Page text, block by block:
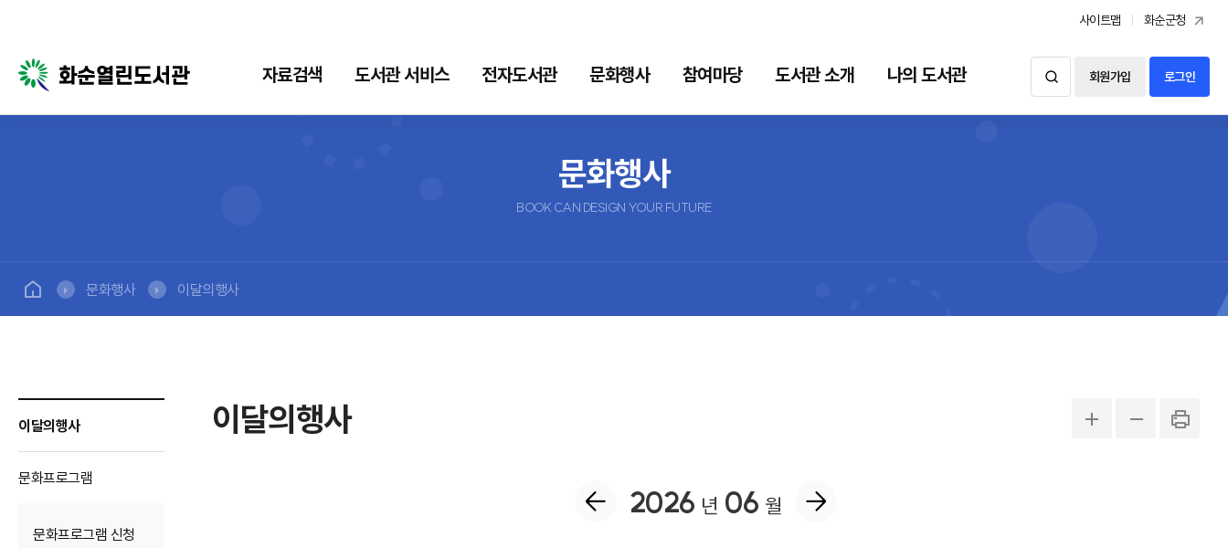
사이트맵 화순군청
자료검색 도서관 서비스 전자도서관 문화행사
문화행사
이달의행사
참여마당 도서관 소개 나의 도서관 회원가입 로그인
문화행사
BOOK CAN DESIGN YOUR FUTURE
문화행사 이달의행사
이달의행사
문화프로그램
문화프로그램 신청
이달의행사
2026 년 06 월